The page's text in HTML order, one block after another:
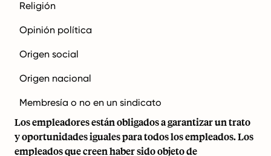
Religión
Opinión política
Origen social
Origen nacional
Membresía o no en un sindicato
Los empleadores están obligados a garantizar un trato
y oportunidades iguales para todos los empleados. Los
empleados que creen haber sido objeto de